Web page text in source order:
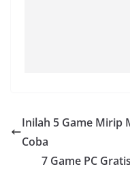
Inilah 5 Game Mirip
Coba
7 Game PC